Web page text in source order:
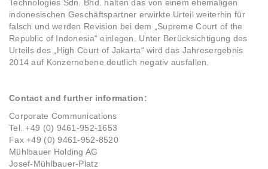
Technologies Sdn. Bhd. halten das von einem ehemaligen
indonesischen Geschäftspartner erwirkte Urteil weiterhin für
falsch und werden Revision bei dem „Supreme Court of the
Republic of Indonesia“ einlegen. Unter Berücksichtigung des
Urteils des „High Court of Jakarta“ wird das Jahresergebnis
2014 auf Konzernebene deutlich negativ ausfallen.
Contact and further information:
Corporate Communications
Tel. +49 (0) 9461-952-1653
Fax +49 (0) 9461-952-8520
Mühlbauer Holding AG
Josef-Mühlbauer-Platz